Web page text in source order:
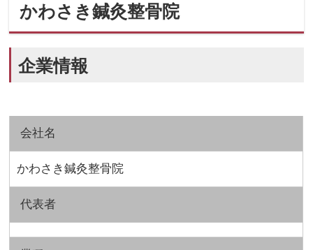
かわさき鍼灸整骨院
企業情報
会社名
かわさき鍼灸整骨院
代表者